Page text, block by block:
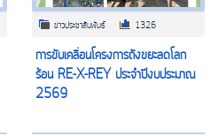
ข่าวประชาสัมพันธ์ 1326
การขับเคลื่อนโครงการถังขยะลดโลก
ร้อน RE-X-REY ประจำปีงบประมาณ
2569